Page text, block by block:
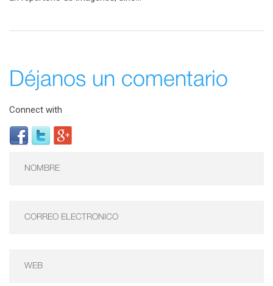
Déjanos un comentario
Connect with